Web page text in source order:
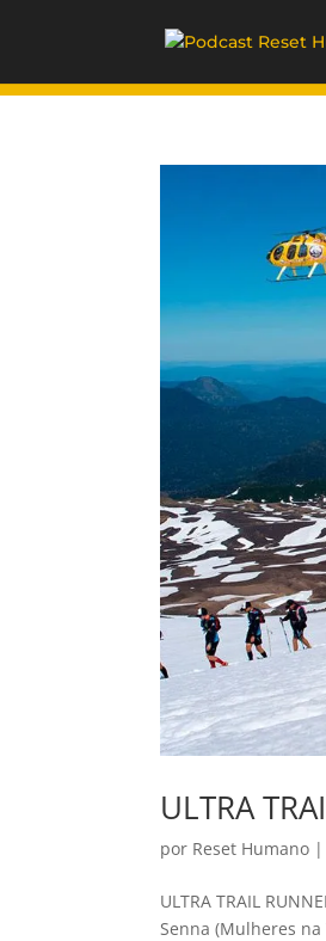
ULTRA
por Reset Humano |
ULTRA TRAIL
Senna (Mulheres